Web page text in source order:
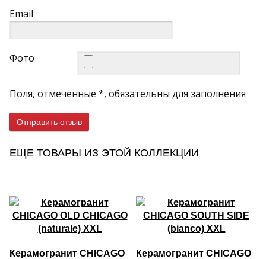
Email
Фото
Поля, отмеченные *, обязательны для заполнения
Отправить отзыв
ЕЩЕ ТОВАРЫ ИЗ ЭТОЙ КОЛЛЕКЦИИ
Керамогранит CHICAGO
Керамогранит CHICAGO